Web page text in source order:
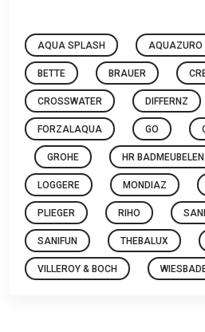
AQUA SPLASH AQUAZURO
BETTE BRAUER
CROSSWATER DIFFERNZ
FORZALAQUA GO
GROHE HR BADMEUBELEN
LOGGERE MONDIAZ
PLIEGER RIHO
SANIFUN THEBALUX
VILLEROY & BOCH